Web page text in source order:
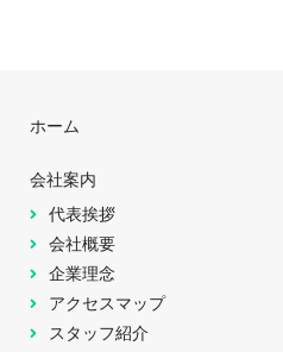
ホーム
会社案内
代表挨拶
会社概要
企業理念
アクセスマップ
スタッフ紹介